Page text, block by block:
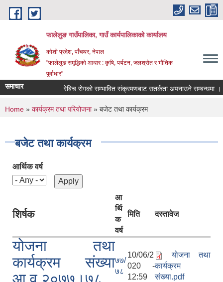
Skip to main content
फालेलुङ गाउँपालिका, गाउँ कार्यपालिकाको कार्यालय
कोशी प्रदेश, पाँचथर, नेपाल
"फालेलुङ समृद्धिको आधार : कृषि, पर्यटन, जलश्रोत र भौतिक
पूर्वाधार"
समाचार रेबिच रोगको सम्भावित संक्रमणबाट सतर्कता अपनाउने सम्बन्धमा ।
You are here
Home » कार्यक्रम तथा परियोजना» बजेट तथा कार्यक्रम
बजेट तथा कार्यक्रम
आर्थिक वर्ष
शिर्षक
आ
र्थि
क
वर्ष
मिति दस्तावेज
योजना तथा
कार्यक्रम संख्या
आ.व २०७७।७८
७७/
७८
10/06/2
020 -
12:59
योजना तथा
कार्यक्रम
संख्या.pdf